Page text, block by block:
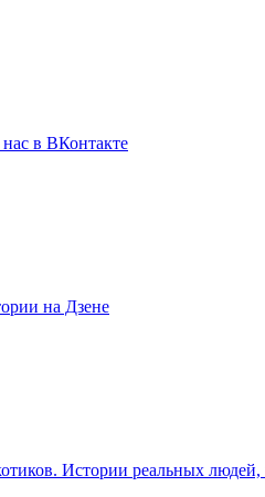
в ВКонтакте
на Дзене
Истории реальных людей,